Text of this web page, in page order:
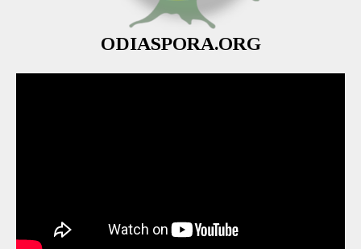
ODIASPORA.ORG